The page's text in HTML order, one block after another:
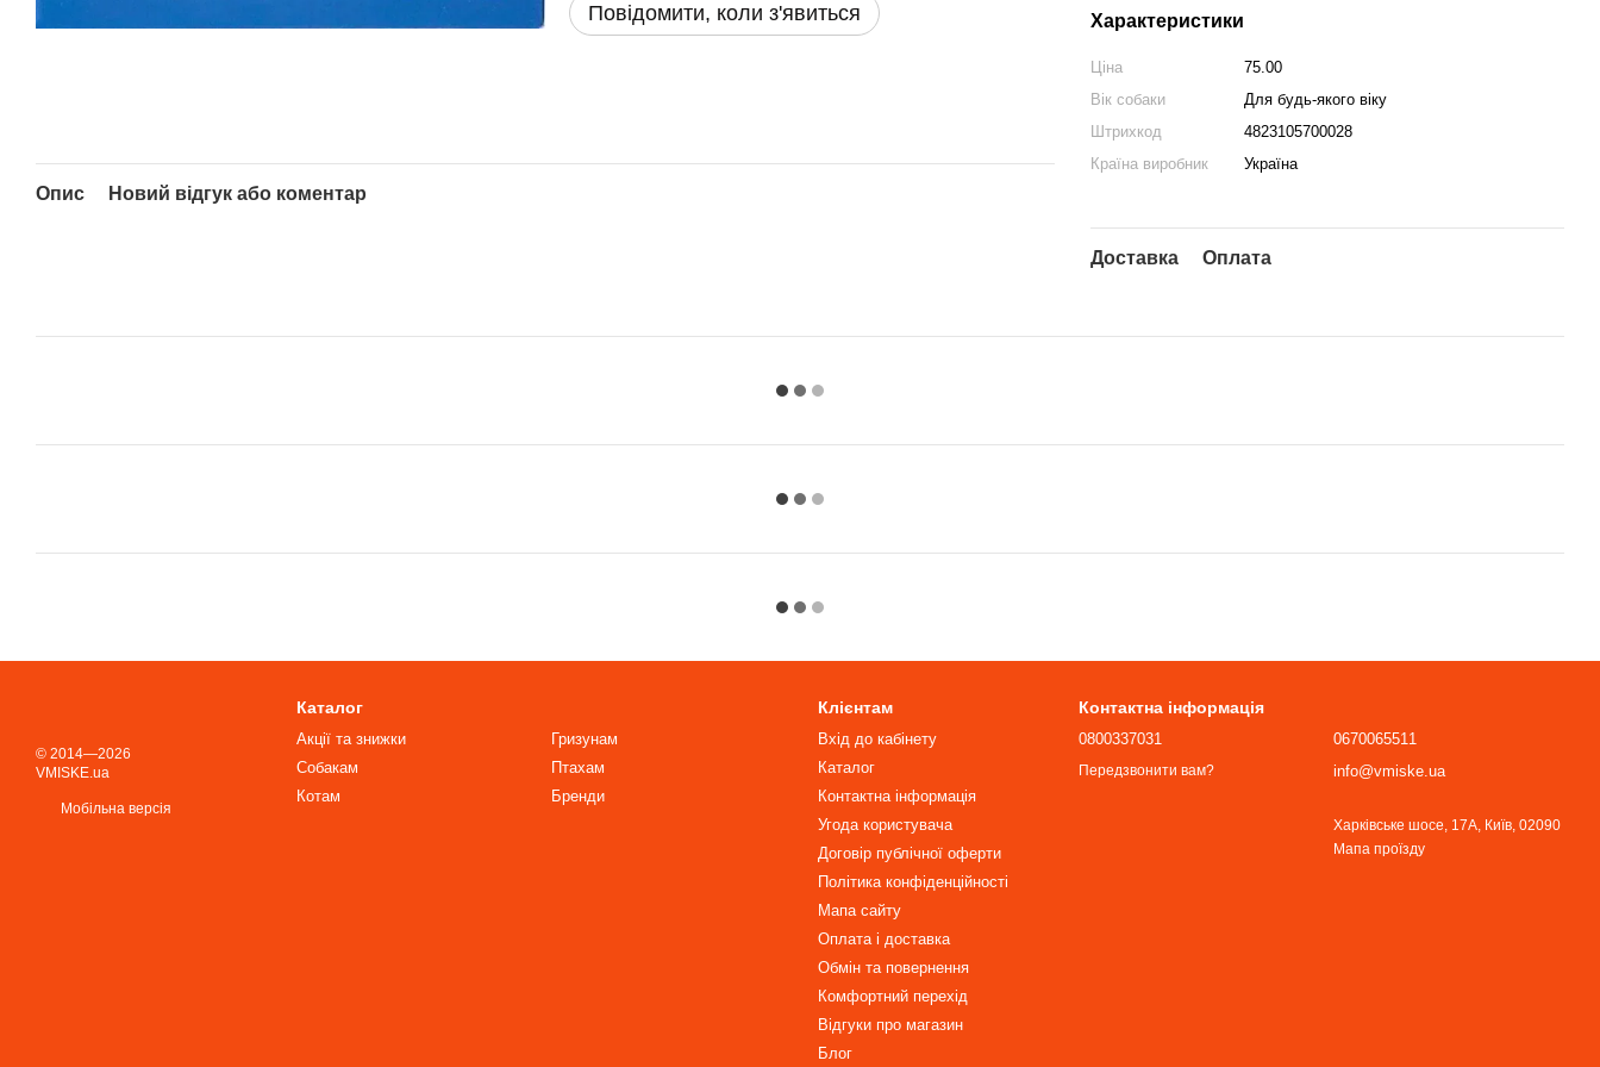
Повідомити, коли з'явиться Характеристики
Ціна
75.00
Вік собаки
Для будь-якого віку
Штрихкод
4823105700028
Країна виробник
Україна
Доставка Оплата
Опис Новий відгук або коментар
© 2014—2026
VMISKE.ua
Мобільна версія
Каталог
Акції та знижки
Собакам
Котам
Гризунам
Птахам
Бренди
Клієнтам
Вхід до кабінету
Каталог
Контактна інформація
Угода користувача
Договір публічної оферти
Політика конфіденційності
Мапа сайту
Оплата і доставка
Обмін та повернення
Комфортний перехід
Відгуки про магазин
Блог
Контактна інформація
0800337031
Передзвонити вам?
0670065511
info@vmiske.ua
Харківське шосе, 17А, Київ, 02090
Мапа проїзду